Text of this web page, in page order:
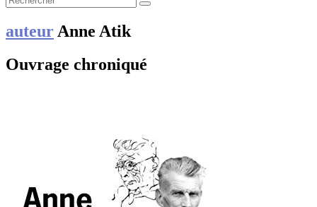
auteur Anne Atik
Ouvrage chroniqué